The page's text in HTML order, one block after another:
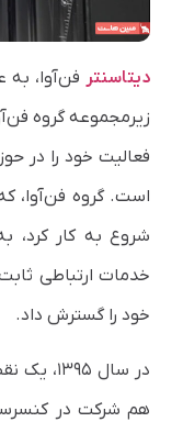
دیتاسنتر فن‌آوا، به
فعالیت خود را در
است. گروه فن‌آوا،
شروع به کار کرد،
خدمات ارتباطی
خود را گسترش داد.
در سال
هم شرکت در